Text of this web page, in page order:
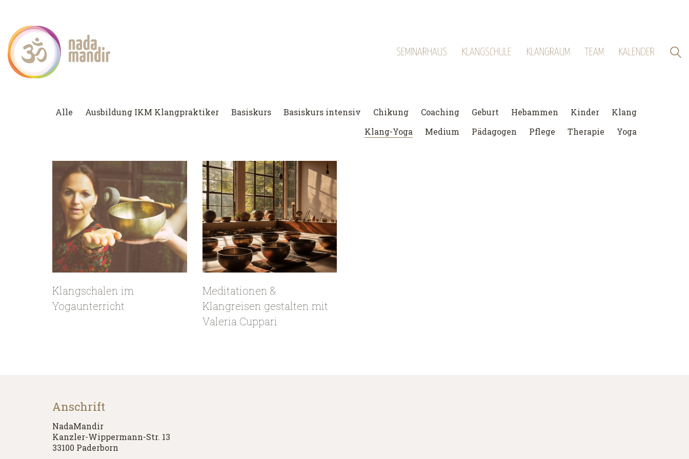
SEMINARHAUS KLANGSCHULE KLANGRAUM TEAM KALENDER
Alle Ausbildung IKM Klangpraktiker Basiskurs Basiskurs intensiv Chikung Coaching Geburt Hebammen Kinder
Klang
Klang-Yoga
Medium Pädagogen Pflege Therapie Yoga
Klangschalen im
Yogaunterricht
Meditationen &
Klangreisen gestalten mit
Valeria Cuppari
Anschrift
NadaMandir
Kanzler-Wippermann-Str. 13
33100 Paderborn